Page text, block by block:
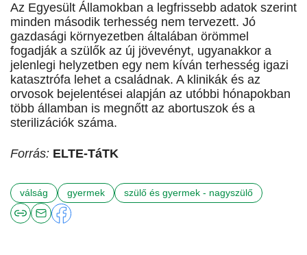
Az Egyesült Államokban a legfrissebb adatok szerint
minden második terhesség nem tervezett. Jó
gazdasági környezetben általában örömmel
fogadják a szülők az új jövevényt, ugyanakkor a
jelenlegi helyzetben egy nem kíván terhesség igazi
katasztrófa lehet a családnak. A klinikák és az
orvosok bejelentései alapján az utóbbi hónapokban
több államban is megnőtt az abortuszok és a
sterilizációk száma.
Forrás: ELTE-TáTK
válság gyermek szülő és gyermek - nagyszülő